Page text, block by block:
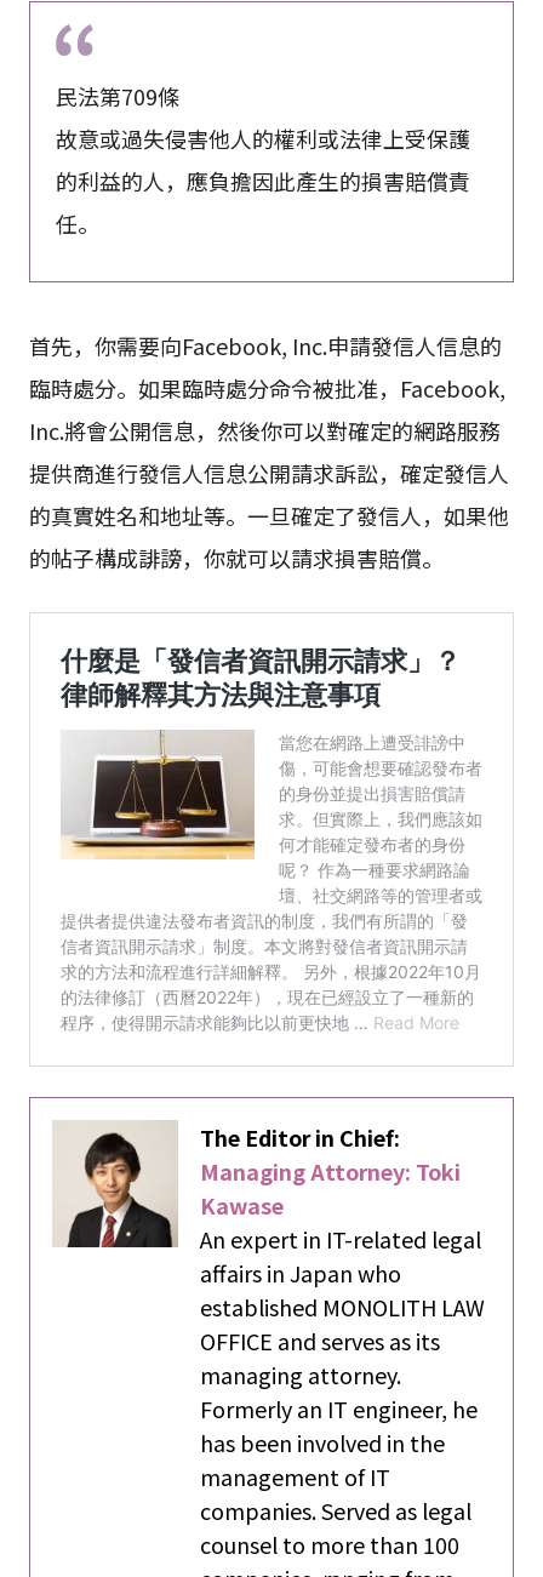
民法第709條
故意或過失侵害他人的權利或法律上受保護
的利益的人，應負擔因此產生的損害賠償責
任。
首先，你需要向Facebook, Inc.申請發信人信息的
臨時處分。如果臨時處分命令被批准，Facebook,
Inc.將會公開信息，然後你可以對確定的網路服務
提供商進行發信人信息公開請求訴訟，確定發信人
的真實姓名和地址等。一旦確定了發信人，如果他
的帖子構成誹謗，你就可以請求損害賠償。
The Editor in Chief:
Managing Attorney: Toki
Kawase
An expert in IT-related legal
affairs in Japan who
established MONOLITH LAW
OFFICE and serves as its
managing attorney.
Formerly an IT engineer, he
has been involved in the
management of IT
companies. Served as legal
counsel to more than 100